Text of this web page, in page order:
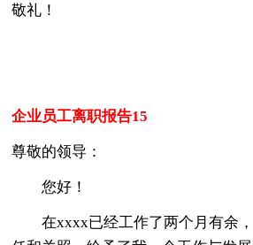
敬礼！
企业员工离职报告15
尊敬的领导：
您好！
在xxxx已经工作了两个月有余，